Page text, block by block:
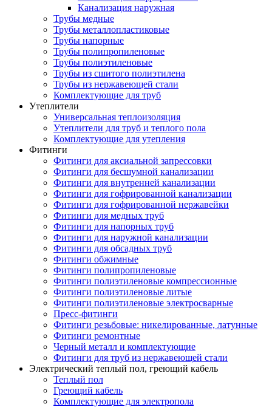
Канализация наружная
Трубы медные
Трубы металлопластиковые
Трубы напорные
Трубы полипропиленовые
Трубы полиэтиленовые
Трубы из сшитого полиэтилена
Трубы из нержавеющей стали
Комплектующие для труб
Утеплители
Универсальная теплоизоляция
Утеплители для труб и теплого пола
Комплектующие для утепления
Фитинги
Фитинги для аксиальной запрессовки
Фитинги для бесшумной канализации
Фитинги для внутренней канализации
Фитинги для гофрированной канализации
Фитинги для гофрированной нержавейки
Фитинги для медных труб
Фитинги для напорных труб
Фитинги для наружной канализации
Фитинги для обсадных труб
Фитинги обжимные
Фитинги полипропиленовые
Фитинги полиэтиленовые компрессионные
Фитинги полиэтиленовые литые
Фитинги полиэтиленовые электросварные
Пресс-фитинги
Фитинги резьбовые: никелированные, латунные
Фитинги ремонтные
Черный металл и комплектующие
Фитинги для труб из нержавеющей стали
Электрический теплый пол, греющий кабель
Теплый пол
Греющий кабель
Комплектующие для электропола